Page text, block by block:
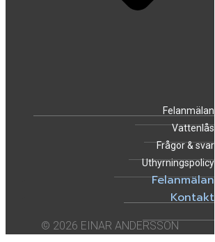
Felanmälan
Vattenlås
Frågor & svar
Uthyrningspolicy
Felanmälan
Kontakt
© 2026 EINAR ANDERSSON